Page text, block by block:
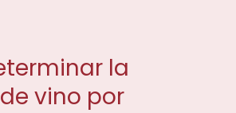
la
vino por